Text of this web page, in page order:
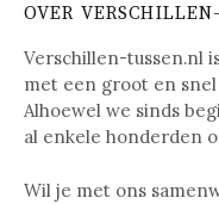
OVER
Verschillen-tussen.nl
met een groot en
Alhoewel we sinds
al enkele honderden
Wil je met ons